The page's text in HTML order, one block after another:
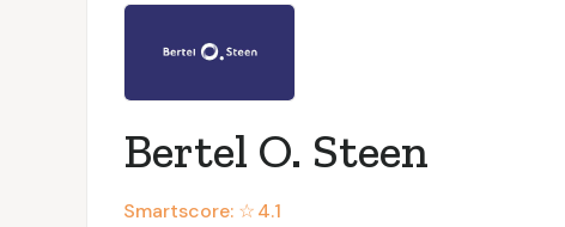
Bertel O. Steen
Smartscore: ☆4.1